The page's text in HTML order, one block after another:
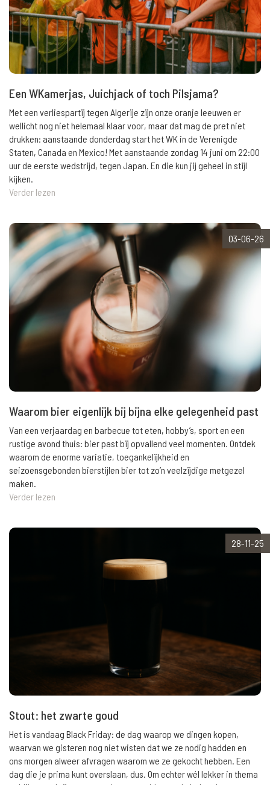
Een WKamerjas, Juichjack of toch Pilsjama?
Met een verliespartij tegen Algerije zijn onze oranje leeuwen er
wellicht nog niet helemaal klaar voor, maar dat mag de pret niet
drukken: aanstaande donderdag start het WK in de Verenigde
Staten, Canada en Mexico! Met aanstaande zondag 14 juni om 22:00
uur de eerste wedstrijd, tegen Japan. En die kun jij geheel in stijl
kijken.
Verder lezen
03-06-26
Waarom bier eigenlijk bij bijna elke gelegenheid past
Van een verjaardag en barbecue tot eten, hobby’s, sport en een
rustige avond thuis: bier past bij opvallend veel momenten. Ontdek
waarom de enorme variatie, toegankelijkheid en
seizoensgebonden bierstijlen bier tot zo’n veelzijdige metgezel
maken.
Verder lezen
28-11-25
Stout: het zwarte goud
Het is vandaag Black Friday: de dag waarop we dingen kopen,
waarvan we gisteren nog niet wisten dat we ze nodig hadden en
ons morgen alweer afvragen waarom we ze gekocht hebben. Een
dag die je prima kunt overslaan, dus. Om echter wél lekker in thema